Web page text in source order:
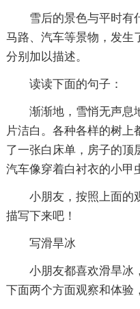
雪后的景色与平时有
马路、汽车等景物，发生
分别加以描述。
读读下面的句子：
渐渐地，雪悄无声息
片洁白。各种各样的树上
了一张白床单，房子的顶
汽车像穿着白衬衣的小甲
小朋友，按照上面的
描写下来吧！
写滑旱冰
小朋友都喜欢滑旱冰
下面两个方面观察和体验